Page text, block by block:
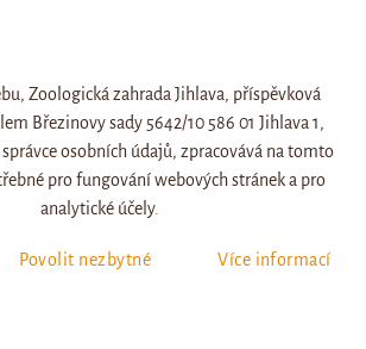
vytvořil
Zoologická zahrada Jihlava, příspěvková
Březinovy sady 5642/10 586 01 Jihlava 1,
osobních údajů, zpracovává na tomto
pro fungování webových stránek a pro
analytické účely.
Povolit nezbytné Více informací